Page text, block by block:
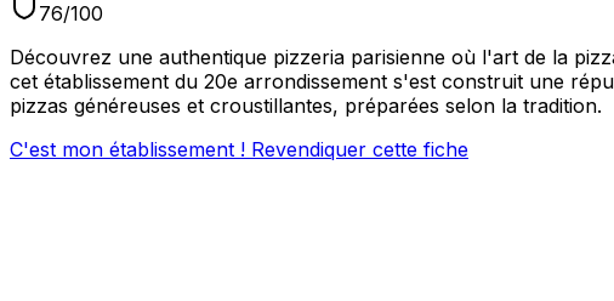
76/100
Découvrez une authentique pizzeria parisienne où l'art de la
cet établissement du 20e arrondissement s'est construit une
pizzas généreuses et croustillantes, préparées selon la tradition.
C'est mon établissement ! Revendiquer cette fiche